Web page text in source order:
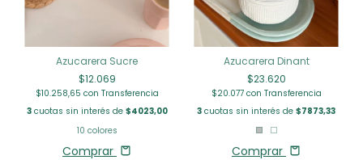
Azucarera Sucre
$12.069
$10.258,65 con Transferencia
3cuotas sin interés de $4023,00
10 colores
Comprar
Azucarera Dinant
$23.620
$20.077 con Transferencia
3 cuotas sin interés de $7873,33
Comprar